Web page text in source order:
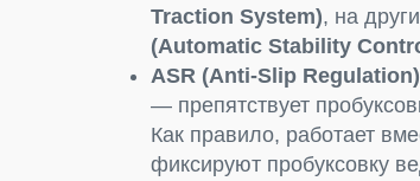
Traction System), на
(Automatic Stability
ASR (Anti-Slip Regulation)
— препятствует
Как правило, работает
фиксируют пробуксовку